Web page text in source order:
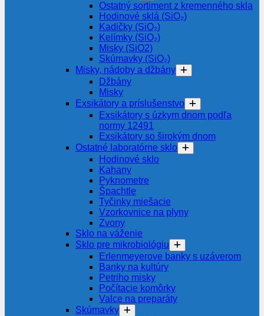
Ostatný sortiment z kremenného skla
Hodinové sklá (SiO₂)
Kadičky (SiO₂)
Kelímky (SiO₂)
Misky (SiO2)
Skúmavky (SiO₂)
Misky, nádoby a džbány
Džbány
Misky
Exsikátory a príslušenstvo
Exsikátory s úzkym dnom podľa
normy 12491
Exsikátory so širokým dnom
Ostatné laboratórne sklo
Hodinové sklo
Kahany
Pyknometre
Špachtle
Tyčinky miešacie
Vzorkovnice na plyny
Zvony
Sklo na váženie
Sklo pre mikrobiológiu
Erlenmeyerove banky s uzáverom
Banky na kultúry
Petriho misky
Počítacie komôrky
Valce na preparáty
Skúmavky